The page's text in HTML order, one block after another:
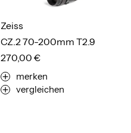
CZ.2 70-200mm T2.9
Zeiss
270,00 €
merken
vergleichen